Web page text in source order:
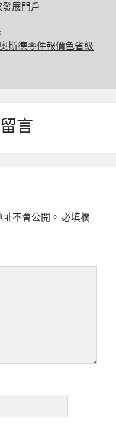
展門戶
斯德零件報價色省級
言
不會公開。 必填欄